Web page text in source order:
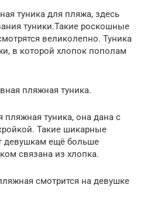
туника для пляжа, здесь
туники.Такие роскошные
великолепно. Туника
в которой хлопок пополам
пляжная туника.
пляжная туника, она дана с
Такие шикарные
девушкам ещё больше
связана из хлопка.
смотрится на девушке